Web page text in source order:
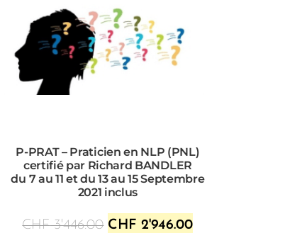
P-PRAT – Praticien en NLP (PNL)
certifié par Richard BANDLER
du 7 au 11 et du 13 au 15 Septembre
2021 inclus
CHF3'446.00 CHF 2'946.00